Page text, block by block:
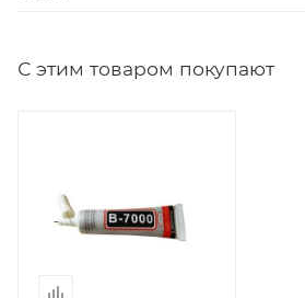
С этим товаром покупают